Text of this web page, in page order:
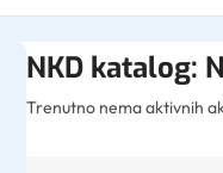
NKD katalog:
Trenutno nema aktivnih